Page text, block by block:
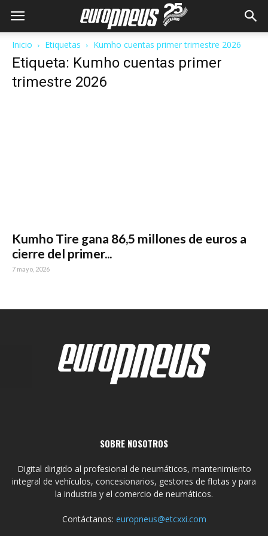
Inicio Etiquetas Kumho cuentas primer trimestre 2026
Etiqueta: Kumho cuentas primer
trimestre 2026
Kumho Tire gana 86,5 millones de euros a
cierre del primer...
7 mayo, 2026
SOBRE NOSOTROS
Digital dirigido al profesional de neumáticos, mantenimiento
integral de vehículos, concesionarios, gestores de flotas y para
la industria y el comercio de neumáticos.
Contáctanos: europneus@etcxxi.com